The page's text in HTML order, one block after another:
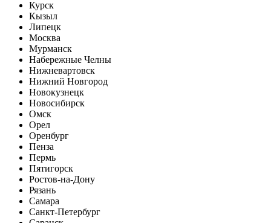
Курск
Кызыл
Липецк
Москва
Мурманск
Набережные Челны
Нижневартовск
Нижний Новгород
Новокузнецк
Новосибирск
Омск
Орел
Оренбург
Пенза
Пермь
Пятигорск
Ростов-на-Дону
Рязань
Самара
Санкт-Петербург